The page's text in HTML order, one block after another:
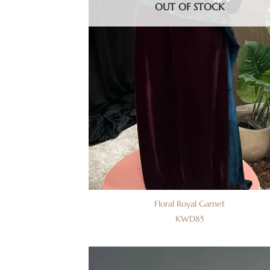
OUT OF STOCK
Floral Royal Garnet
KWD85